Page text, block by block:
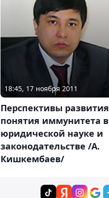
18:45, 17 ноября 2011
Перспективы развития
понятия иммунитета в
юридической науке и
законодательстве /А.
Кишкембаев/